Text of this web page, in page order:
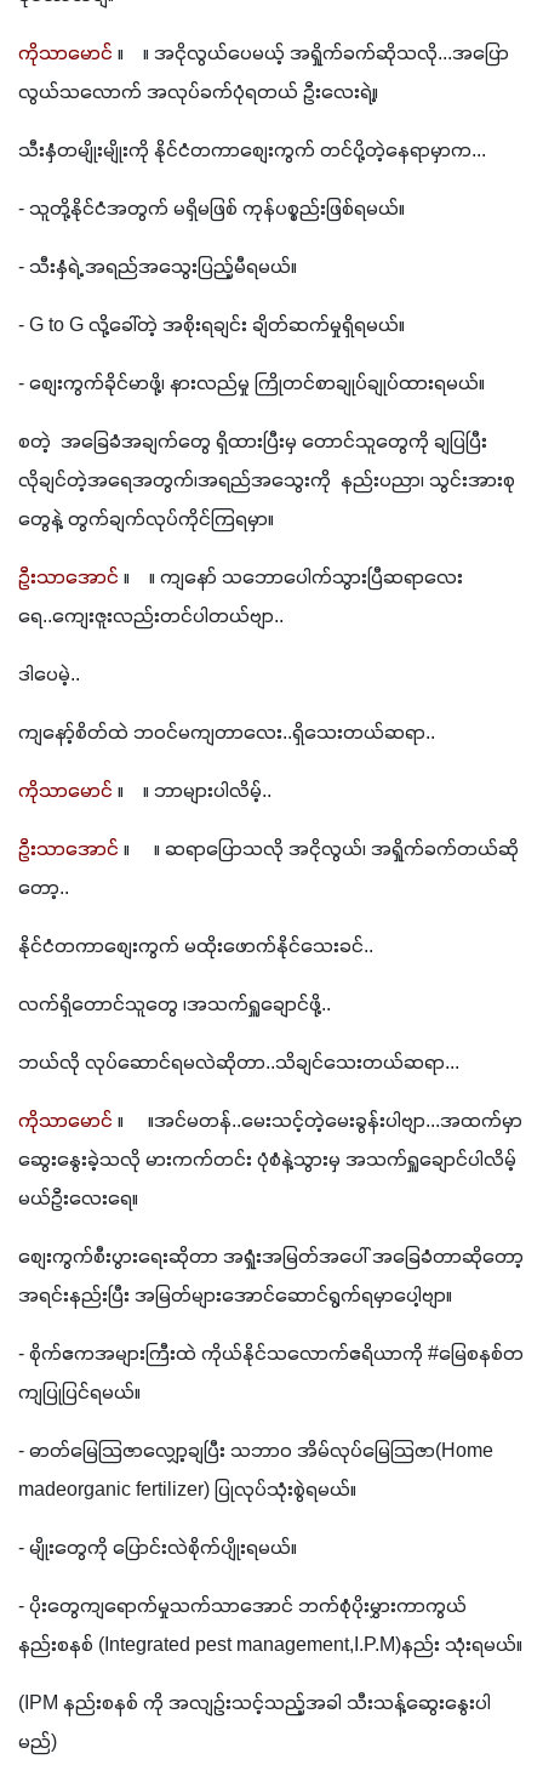
ကိုသာမောင် ။    ။ အငိုလွယ်ပေမယ့် အရှိုက်ခက်ဆိုသလို...အပြော
လွယ်သလောက် အလုပ်ခက်ပုံရတယ် ဦးလေးရဲ့။
သီးနှံတမျိုးမျိုးကို နိုင်ငံတကာစျေးကွက် တင်ပို့တဲ့နေရာမှာက...
- သူတို့နိုင်ငံအတွက် မရှိမဖြစ် ကုန်ပစ္စည်းဖြစ်ရမယ်။
- သီးနှံရဲ့ အရည်အသွေးပြည့်မီရမယ်။
- G to G လို့ခေါ်တဲ့ အစိုးရချင်း ချိတ်ဆက်မှုရှိရမယ်။
- စျေးကွက်ခိုင်မာဖို့၊ နားလည်မှု ကြိုတင်စာချုပ်ချုပ်ထားရမယ်။
စတဲ့  အခြေခံအချက်တွေ ရှိထားပြီးမှ တောင်သူတွေကို ချပြပြီး
လိုချင်တဲ့အရေအတွက်၊အရည်အသွေးကို  နည်းပညာ၊ သွင်းအားစု
တွေနဲ့ တွက်ချက်လုပ်ကိုင်ကြရမှာ။
ဦးသာအောင် ။    ။ ကျနော် သဘောပေါက်သွားပြီဆရာလေး
ရေ..ကျေးဇူးလည်းတင်ပါတယ်ဗျာ..
ဒါပေမဲ့..
ကျနော့်စိတ်ထဲ ဘဝင်မကျတာလေး..ရှိသေးတယ်ဆရာ..
ကိုသာမောင် ။    ။ ဘာများပါလိမ့်..
ဦးသာအောင် ။     ။ ဆရာပြောသလို အငိုလွယ်၊ အရှိုက်ခက်တယ်ဆို
တော့..
နိုင်ငံတကာစျေးကွက် မထိုးဖောက်နိုင်သေးခင်..
လက်ရှိတောင်သူတွေ ၊အသက်ရှူချောင်ဖို့..
ဘယ်လို လုပ်ဆောင်ရမလဲဆိုတာ..သိချင်သေးတယ်ဆရာ...
ကိုသာမောင် ။     ။အင်မတန်..မေးသင့်တဲ့မေးခွန်းပါဗျာ...အထက်မှာ
ဆွေးနွေးခဲ့သလို မားကက်တင်း ပုံစံနဲ့သွားမှ အသက်ရှူချောင်ပါလိမ့်
မယ်ဦးလေးရေ။
စျေးကွက်စီးပွားရေးဆိုတာ အရှုံးအမြတ်အပေါ် အခြေခံတာဆိုတော့
အရင်းနည်းပြီး အမြတ်များအောင်ဆောင်ရွက်ရမှာပေါ့ဗျာ။
- စိုက်ဧကအများကြီးထဲ ကိုယ်နိုင်သလောက်ဧရိယာကို #မြေစနစ်တ
ကျပြုပြင်ရမယ်။
- ဓာတ်မြေသြဇာလျှော့ချပြီး သဘာဝ အိမ်လုပ်မြေသြဇာ(Home
madeorganic fertilizer) ပြုလုပ်သုံးစွဲရမယ်။
- မျိုးတွေကို ပြောင်းလဲစိုက်ပျိုးရမယ်။
- ပိုးတွေကျရောက်မှုသက်သာအောင် ဘက်စုံပိုးမွှားကာကွယ်
နည်းစနစ် (Integrated pest management,I.P.M)နည်း သုံးရမယ်။
(IPM နည်းစနစ် ကို အလျဉ်းသင့်သည့်အခါ သီးသန့်ဆွေးနွေးပါ
မည်)